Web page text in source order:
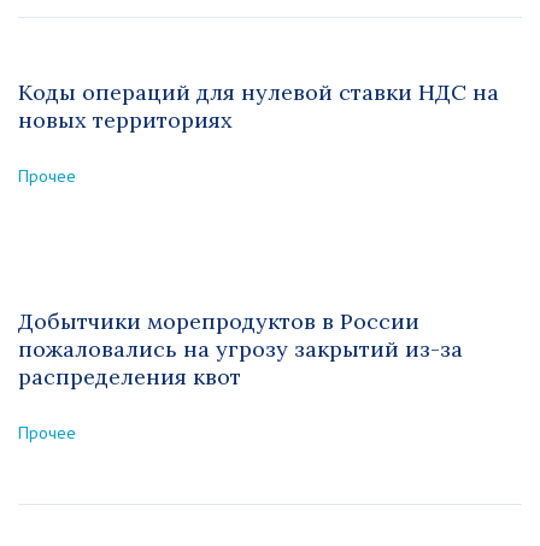
Коды операций для нулевой ставки НДС на
новых территориях
Прочее
Добытчики морепродуктов в России
пожаловались на угрозу закрытий из-за
распределения квот
Прочее